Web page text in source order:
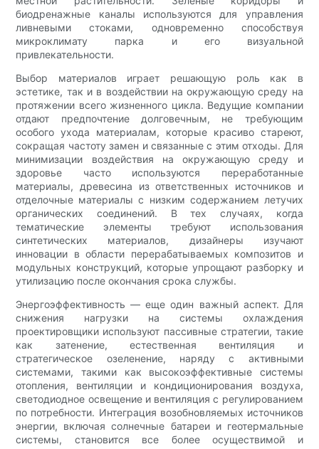
биодренажные каналы используются для управления
ливневыми стоками, одновременно способствуя
микроклимату парка и его визуальной
привлекательности.
Выбор материалов играет решающую роль как в
эстетике, так и в воздействии на окружающую среду на
протяжении всего жизненного цикла. Ведущие компании
отдают предпочтение долговечным, не требующим
особого ухода материалам, которые красиво стареют,
сокращая частоту замен и связанные с этим отходы. Для
минимизации воздействия на окружающую среду и
здоровье часто используются переработанные
материалы, древесина из ответственных источников и
отделочные материалы с низким содержанием летучих
органических соединений. В тех случаях, когда
тематические элементы требуют использования
синтетических материалов, дизайнеры изучают
инновации в области перерабатываемых композитов и
модульных конструкций, которые упрощают разборку и
утилизацию после окончания срока службы.
Энергоэффективность — еще один важный аспект. Для
снижения нагрузки на системы охлаждения
проектировщики используют пассивные стратегии, такие
как затенение, естественная вентиляция и
стратегическое озеленение, наряду с активными
системами, такими как высокоэффективные системы
отопления, вентиляции и кондиционирования воздуха,
светодиодное освещение и вентиляция с регулированием
по потребности. Интеграция возобновляемых источников
энергии, включая солнечные батареи и геотермальные
системы, становится все более осуществимой и